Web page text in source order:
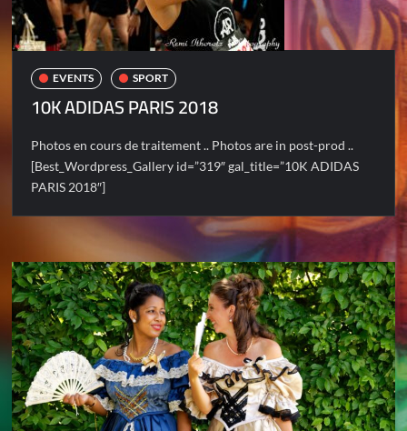
EVENTS SPORT
10K ADIDAS PARIS 2018
Photos en cours de traitement .. Photos are in post-prod ..
[Best_Wordpress_Gallery id=”319″ gal_title=”10K ADIDAS
PARIS 2018″]